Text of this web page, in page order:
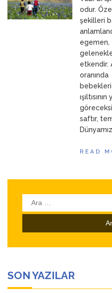
23 Mart 2026 ANNEModur.
şekilleri
etkendir.
saftır,
READ
Arama:
SON YAZILAR